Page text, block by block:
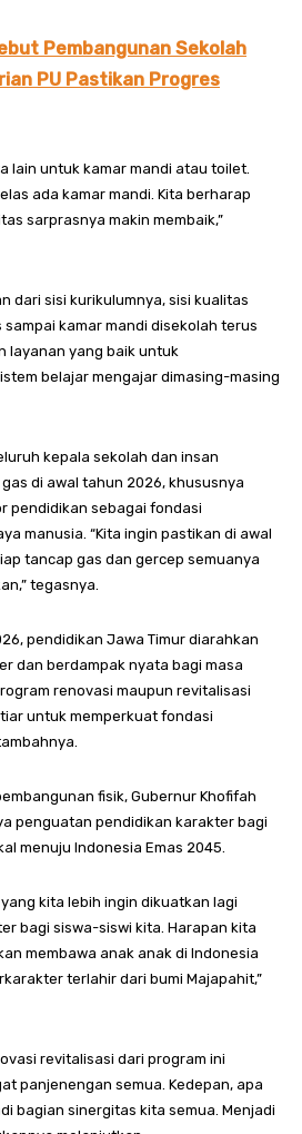
Pembangunan Sekolah
PU Pastikan Progres
lain untuk kamar mandi atau toilet.
ada kamar mandi. Kita berharap
sarprasnya makin membaik,”
dari sisi kurikulumnya, sisi kualitas
kamar mandi disekolah terus
layanan yang baik untuk
belajar mengajar dimasing-masing
kepala sekolah dan insan
di awal tahun 2026, khususnya
pendidikan sebagai fondasi
manusia. “Kita ingin pastikan di awal
tancap gas dan gercep semuanya
tegasnya.
pendidikan Jawa Timur diarahkan
dan berdampak nyata bagi masa
renovasi maupun revitalisasi
untuk memperkuat fondasi
fisik, Gubernur Khofifah
penguatan pendidikan karakter bagi
menuju Indonesia Emas 2045.
kita lebih ingin dikuatkan lagi
bagi siswa-siswi kita. Harapan kita
membawa anak anak di Indonesia
terlahir dari bumi Majapahit,”
revitalisasi dari program ini
panjenengan semua. Kedepan, apa
bagian sinergitas kita semua. Menjadi